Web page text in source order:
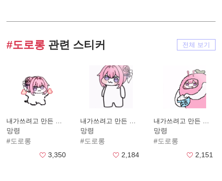
#도로롱 관련 스티커 전체 보기
망령
#도로롱
3,350
망령
#도로롱
2,184
망령
#도로롱
2,151